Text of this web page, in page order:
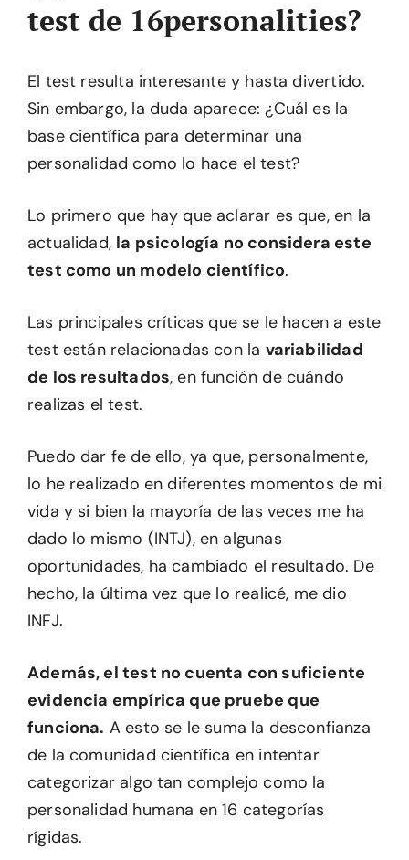
test de 16personalities?
El test resulta interesante y hasta divertido.
Sin embargo, la duda aparece: ¿Cuál es la
base científica para determinar una
personalidad como lo hace el test?
Lo primero que hay que aclarar es que, en la
actualidad, la psicología no considera este
test como un modelo científico.
Las principales críticas que se le hacen a este
test están relacionadas con la variabilidad
de los resultados, en función de cuándo
realizas el test.
Puedo dar fe de ello, ya que, personalmente,
lo he realizado en diferentes momentos de mi
vida y si bien la mayoría de las veces me ha
dado lo mismo (INTJ), en algunas
oportunidades, ha cambiado el resultado. De
hecho, la última vez que lo realicé, me dio
INFJ.
Además, el test no cuenta con suficiente
evidencia empírica que pruebe que
funciona. A esto se le suma la desconfianza
de la comunidad científica en intentar
categorizar algo tan complejo como la
personalidad humana en 16 categorías
rígidas.